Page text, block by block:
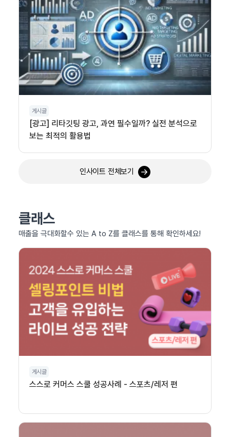
게시글
[광고] 리타깃팅 광고, 과연 필수일까? 실전 분석으로
보는 최적의 활용법
인사이트 전체보기
클래스
매출을 극대화할수 있는 A to Z를 클래스를 통해 확인하세요!
게시글
스스로 커머스 스쿨 성공사례 - 스포츠/레저 편